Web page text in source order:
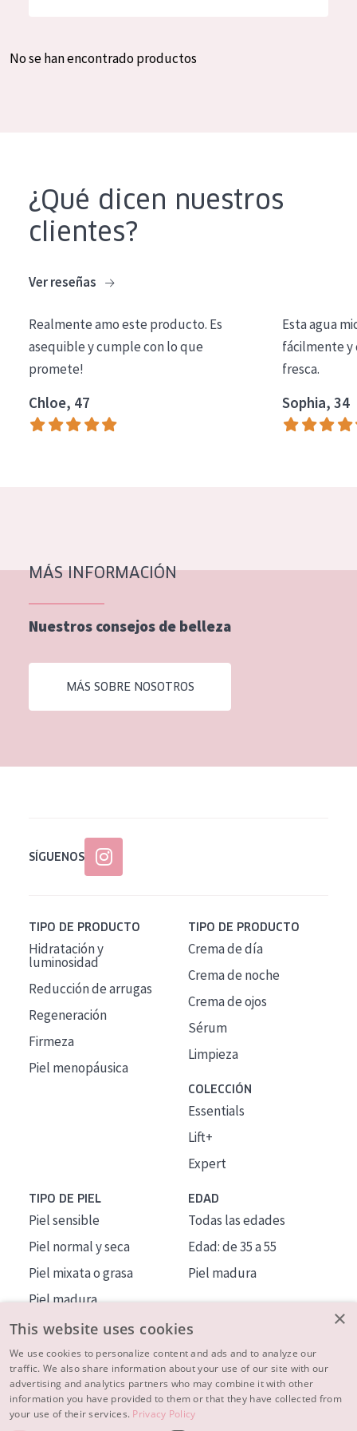
Crema de día
Crema de noche
Limpieza
COLECCIÓN
Essentials
Lift+
Piel normal y seca
Piel mixata o grasa
Piel madura
Piel expuesta al sol
Piel menopáusica
Todas las edades
Spanish
No se han encontrado productos
¿Qué dicen nuestros
clientes?
Ver reseñas
Realmente amo este producto. Es
asequible y cumple con lo que
promete!
Chloe, 47
Esta agua
fácilmente y
fresca.
Sophia, 34
MÁS INFORMACIÓN
Nuestros consejos de belleza
MÁS SOBRE NOSOTROS
SÍGUENOS
TIPO DE PRODUCTO
Hidratación y
luminosidad
Reducción de arrugas
Regeneración
Firmeza
Piel menopáusica
TIPO DE PRODUCTO
Crema de día
Crema de noche
Crema de ojos
Sérum
Limpieza
COLECCIÓN
Essentials
Lift+
Expert
TIPO DE PIEL
Piel sensible
Piel normal y seca
Piel mixata o grasa
Piel madura
Piel expuesta al sol
Piel menopáusica
EDAD
Todas las edades
Edad: de 35 a 55
Piel madura
MÁS SOBRE NOSOTROS
INSPIRACIÓN
×
This website uses cookies
We use cookies to personalize content and ads and to analyze our
traffic. We also share information about your use of our site with our
advertising and analytics partners who may combine it with other
information you have provided to them or that they have collected from
your use of their services. Privacy Policy